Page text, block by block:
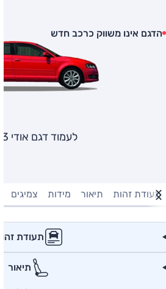
הדגם אינו משווק כרכב חדש
לעמוד דגם אודי A3
תעודת זהות תיאור מידות צמיגים
תעודת זהות
תיאור